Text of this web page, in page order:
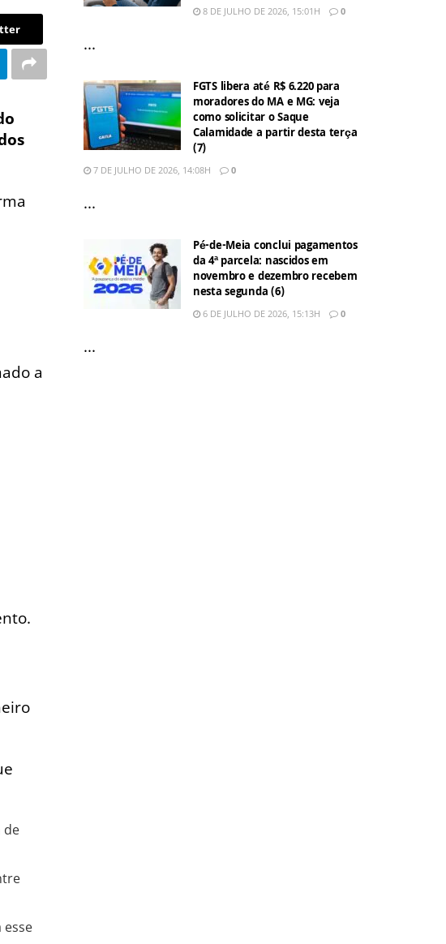
a
de
esse
8 DE JULHO DE 2026, 15:01H 0
...
FGTS libera até R$ 6.220 para
moradores do MA e MG: veja
como solicitar o Saque
Calamidade a partir desta terça
(7)
7 DE JULHO DE 2026, 14:08H 0
...
Pé-de-Meia conclui pagamentos
da 4ª parcela: nascidos em
novembro e dezembro recebem
nesta segunda (6)
6 DE JULHO DE 2026, 15:13H 0
...